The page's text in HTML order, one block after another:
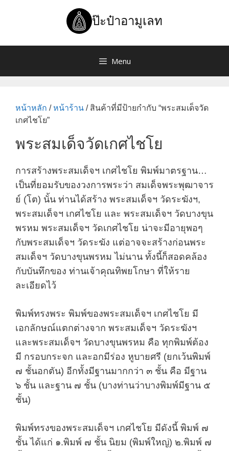
ป๊ะป๋าอามูเลท
Menu
หน้าหลัก /หน้าร้าน / สินค้าที่มีป้ายกำกับ “พระสมเด็จวัด
เกศไชโย”
พระสมเด็จวัดเกศไชโย
การสร้างพระสมเด็จฯ เกศไชโย พิมพ์มาตรฐาน…
เป็นที่ยอมรับของวงการพระว่า สมเด็จพระพุฒาจาร
ย์ (โต) นั้น ท่านได้สร้าง พระสมเด็จฯ วัดระฆังฯ,
พระสมเด็จฯ เกศไชโย และ พระสมเด็จฯ วัดบางขุน
พรหม พระสมเด็จฯ วัดเกศไชโย น่าจะมีอายุพอๆ
กับพระสมเด็จฯ วัดระฆัง แต่อาจจะสร้างก่อนพระ
สมเด็จฯ วัดบางขุนพรหม ไม่นาน ทั้งนี้ก็สอดคล้อง
กับบันทึกของ ท่านเจ้าคุณทิพยโกษา ที่ให้ราย
ละเอียดไว้
พิมพ์ทรงพระ พิมพ์ของพระสมเด็จฯ เกศไชโย มี
เอกลักษณ์แตกต่างจาก พระสมเด็จฯ วัดระฆังฯ
และพระสมเด็จฯ วัดบางขุนพรหม คือ ทุกพิมพ์ต้อง
มี กรอบกระจก และอกมีร่อง หูบายศรี (ยกเว้นพิมพ์
๗ ชั้นอกตัน) อีกทั้งมีฐานมากกว่า ๓ ชั้น คือ มีฐาน
๖ ชั้น และฐาน ๗ ชั้น (บางท่านว่าบางพิมพ์มีฐาน ๕
ชั้น)
พิมพ์ทรงของพระสมเด็จฯ เกศไชโย มีดังนี้ พิมพ์ ๗
ชั้น ได้แก่ ๑.พิมพ์ ๗ ชั้น นิยม (พิมพ์ใหญ่) ๒.พิมพ์ ๗